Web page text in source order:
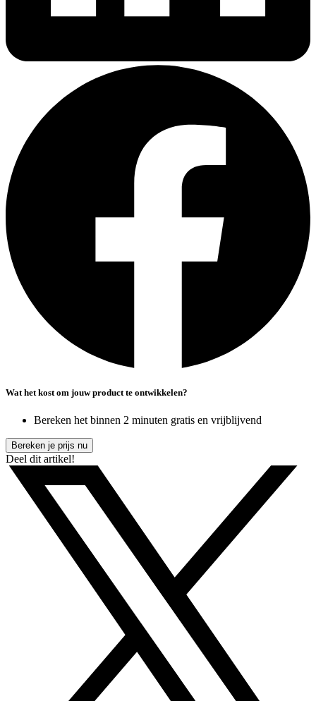
Wat het kost om jouw product te ontwikkelen?
Bereken het binnen 2 minuten gratis en vrijblijvend
Bereken je prijs nu
Deel dit artikel!